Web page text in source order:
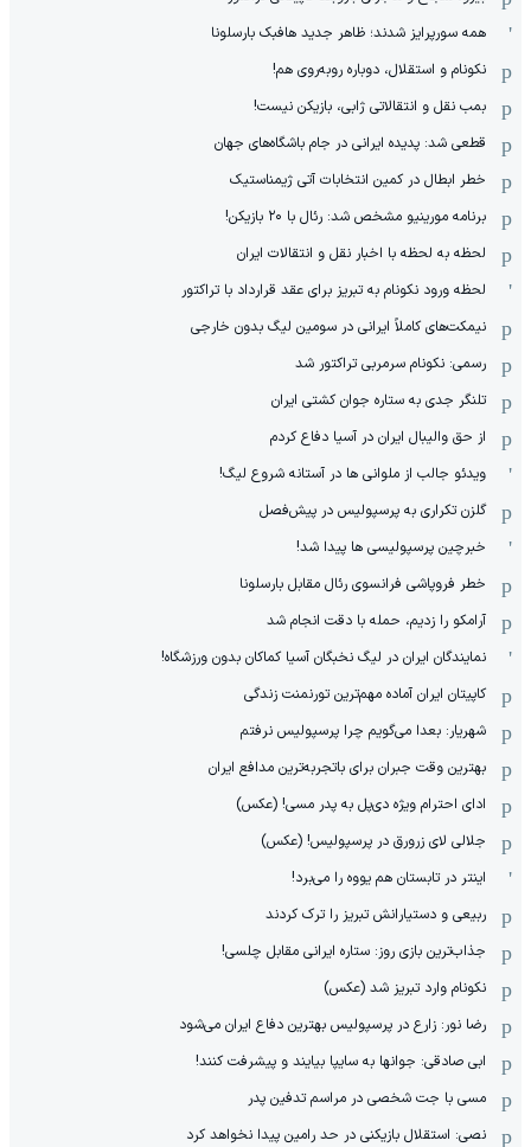
همه سورپرایز شدند؛ ظاهر جدید هافبک بارسلونا
نکونام و استقلال، دوباره روبه‌روی هم!
بمب نقل و انتقالاتی ژابی، بازیکن نیست!
قطعی شد: پدیده ایرانی در جام باشگاه‌های جهان
خطر ابطال در کمین انتخابات آتی ژیمناستیک
برنامه مورینیو مشخص شد: رئال با ۲۰ بازیکن!
لحظه به لحظه با اخبار نقل و انتقالات ایران
لحظه ورود نکونام به تبریز برای عقد قرارداد با تراکتور
نیمکت‌های کاملاً ایرانی در سومین لیگ بدون خارجی
رسمی: نکونام سرمربی تراکتور شد
تلنگر جدی به ستاره جوان کشتی ایران
از حق والیبال ایران در آسیا دفاع کردم
ویدئو جالب از ملوانی ها در آستانه شروع لیگ!
گلزن تکراری به پرسپولیس در پیش‌فصل
خبرچین پرسپولیسی ها پیدا شد!
خطر فروپاشی فرانسوی رئال مقابل بارسلونا
آرامکو را زدیم، حمله با دقت انجام شد
نمایندگان ایران در لیگ نخبگان آسیا کماکان بدون ورزشگاه!
کاپیتان ایران آماده مهم‌ترین تورنمنت زندگی
شهریار: بعدا می‌گویم چرا پرسپولیس نرفتم
بهترین وقت جبران برای باتجربه‌ترین مدافع ایران
ادای احترام ویژه دی‌پل به پدر مسی! (عکس)
جلالی لای زرورق در پرسپولیس! (عکس)
اینتر در تابستان هم یووه را می‌برد!
ربیعی و دستیارانش تبریز را ترک کردند
جذاب‌ترین بازی روز: ستاره ایرانی مقابل چلسی!
نکونام وارد تبریز شد (عکس)
رضا نور: زارع در پرسپولیس بهترین دفاع ایران می‌شود
ابی صادقی: جوانها به سایپا بیایند و پیشرفت کنند!
مسی با جت شخصی در مراسم تدفین پدر
نصی: استقلال بازیکنی در حد رامین پیدا نخواهد کرد